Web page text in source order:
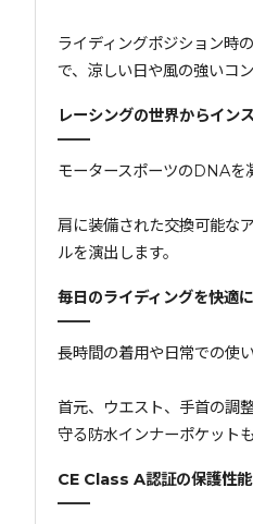
ライディングポジション時
で、涼しい日や風の強いコ
レーシングの世界からイン
モータースポーツのDNAを
肩に装備された交換可能な
ルを演出します。
毎日のライディングを快適
長時間の着用や日常での使
首元、ウエスト、手首の調
守る防水インナーポケット
CE Class A認証の保護性